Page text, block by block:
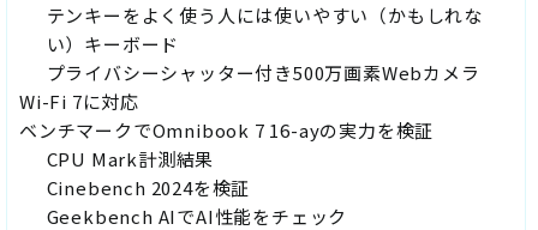
テンキーをよく使う人には使いやすい（かもしれな
い）キーボード
プライバシーシャッター付き500万画素Webカメラ
Wi-Fi 7に対応
ベンチマークでOmnibook 7 16-ayの実力を検証
CPU Mark計測結果
Cinebench 2024を検証
Geekbench AIでAI性能をチェック